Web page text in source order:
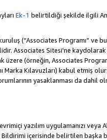
Ek-1 belirtildiği şekilde ilgili
(“Associates Programı” ve
Associates Sitesi'ne
(örneğin, Associates
Marka Kılavuzları) kabul etmiş
yasaklanması da dahil
yazılım uygulamanızı
içerisinde belirtilen başka